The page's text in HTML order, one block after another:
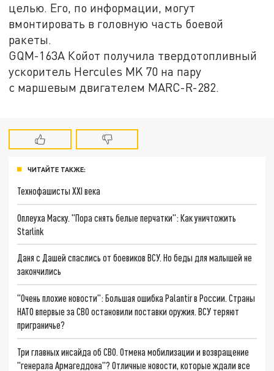
целью. Его, по информации, могут
вмонтировать в головную часть боевой
ракеты.
GQM-163A Койот получила твердотопливный
ускоритель Hercules MK 70 на пару
с маршевым двигателем MARC-R-282.
ЧИТАЙТЕ ТАКЖЕ:
Технофашисты XXI века
Оплеуха Маску. "Пора снять белые перчатки": Как уничтожить
Starlink
Даня с Дашей спаслись от боевиков ВСУ. Но беды для малышей не
закончились
"Очень плохие новости": Большая ошибка Palantir в России. Страны
НАТО впервые за СВО остановили поставки оружия. ВСУ теряют
приграничье?
Три главных инсайда об СВО. Отмена мобилизации и возвращение
"генерала Армагеддона"? Отличные новости, которые ждали все